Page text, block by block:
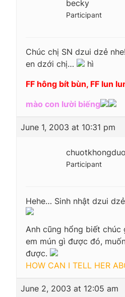
becky
Participant
Chúc chị SN dzui dzẻ
en dzới chị…
hì
FF hông bít bùn, FF lun
mào con lười biếng
June 1, 2003 at 10:31 pm
Participant
Hehe… Sinh nhật dzui
Anh cũng hổng biết
em mún gì được đó,
được.
HOW CAN I TELL HER
June 2, 2003 at 12:05 am